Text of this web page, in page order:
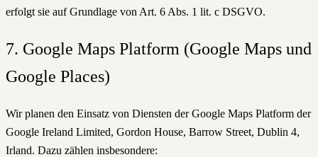
erfolgt sie auf Grundlage von Art. 6 Abs. 1 lit. c DSGVO.
7. Google Maps Platform (Google Maps und
Google Places)
Wir planen den Einsatz von Diensten der Google Maps Platform der
Google Ireland Limited, Gordon House, Barrow Street, Dublin 4,
Irland. Dazu zählen insbesondere: